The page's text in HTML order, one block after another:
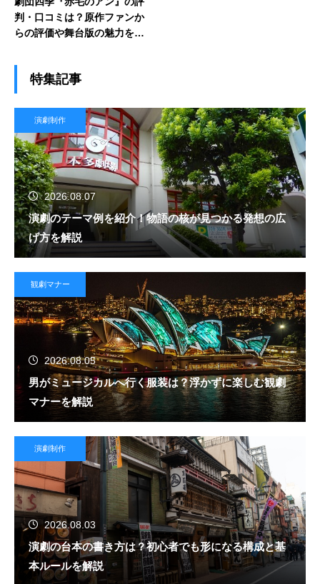
判・口コミは？原作ファンか
らの評価や舞台版の魅力を紹
特集記事
演劇制作
2026.08.07
演劇のテーマ例を紹介！物語の核が見つかる発想の広
げ方を解説
観劇マナー
2026.08.05
男がミュージカルへ行く服装は？浮かずに楽しむ観劇
マナーを解説
演劇制作
2026.08.03
演劇の台本の書き方は？初心者でも形になる構成と基
本ルールを解説